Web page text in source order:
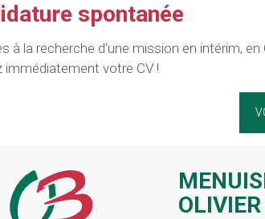
spontanée
à la recherche d’une mission en intérim, en
immédiatement votre CV !